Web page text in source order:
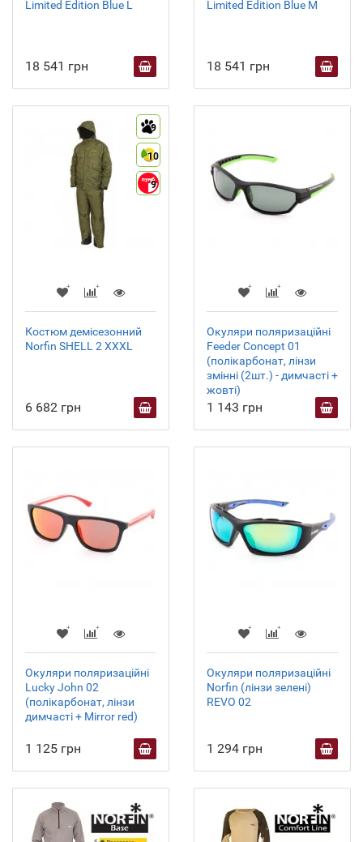
Limited Edition Blue L
18 541 грн
Limited Edition Blue M
18 541 грн
9
10
9
Костюм демісезонний
Norfin SHELL 2 XXXL
6 682 грн
Окуляри поляризаційні
Feeder Concept 01
(полікарбонат, лінзи
змінні (2шт.) - димчасті +
жовті)
1 143 грн
Окуляри поляризаційні
Lucky John 02
(полікарбонат, лінзи
димчасті + Mirror red)
1 125 грн
Окуляри поляризаційні
Norfin (лінзи зелені)
REVO 02
1 294 грн